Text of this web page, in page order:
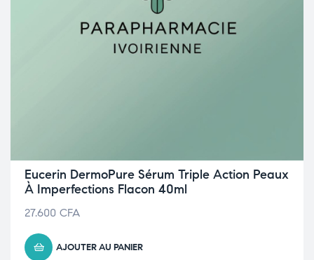
Eucerin DermoPure Sérum Triple Action Peaux
À Imperfections Flacon 40ml
27.600 CFA
AJOUTER AU PANIER